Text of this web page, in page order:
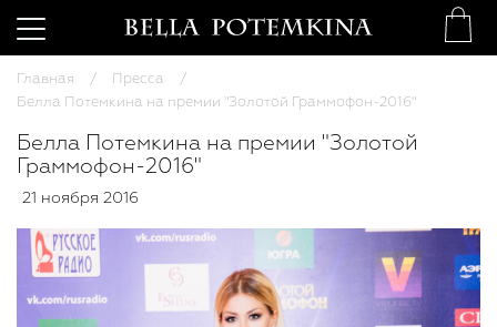
Главная
Пресса
Белла Потемкина на премии "Золотой Граммофон-2016"
Белла Потемкина на премии "Золотой
Граммофон-2016"
21 ноября 2016